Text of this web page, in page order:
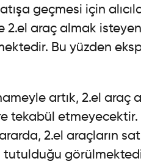
geçmesi için
2.el araç almak
Bu yüzden
artık, 2.el araç
etmeyecektir.
2.el araçların